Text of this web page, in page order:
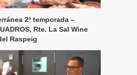
2ª temporada –
Rte. La Sal Wine
Raspeig